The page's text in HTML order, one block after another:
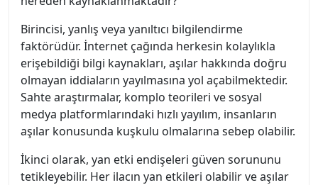
Birincisi, yanlış veya yanıltıcı bilgilendirme
faktörüdür. İnternet çağında herkesin kolaylıkla
erişebildiği bilgi kaynakları, aşılar hakkında doğru
olmayan iddiaların yayılmasına yol açabilmektedir.
Sahte araştırmalar, komplo teorileri ve sosyal
medya platformlarındaki hızlı yayılım, insanların
aşılar konusunda kuşkulu olmalarına sebep olabilir.
İkinci olarak, yan etki endişeleri güven sorununu
tetikleyebilir. Her ilacın yan etkileri olabilir ve aşılar